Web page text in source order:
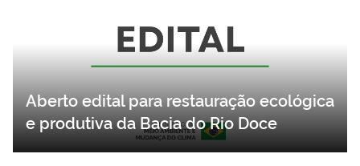
Aberto edital para restauração ecológica
e produtiva da Bacia do Rio Doce